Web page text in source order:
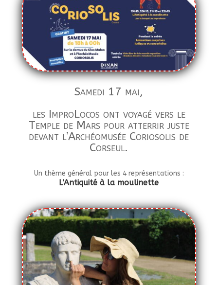
Samedi 17 mai,
les ImproLocos ont voyagé vers le
Temple de Mars pour atterrir juste
devant l’Archéomusée Coriosolis de
Corseul.
Un thème général pour les 4 représentations :
L’Antiquité à la moulinette